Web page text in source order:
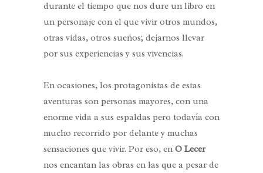
durante el tiempo que nos dure un libro en
un personaje con el que vivir otros mundos,
otras vidas, otros sueños; dejarnos llevar
por sus experiencias y sus vivencias.
En ocasiones, los protagonistas de estas
aventuras son personas mayores, con una
enorme vida a sus espaldas pero todavía con
mucho recorrido por delante y muchas
sensaciones que vivir. Por eso, en O Lecer
nos encantan las obras en las que a pesar de